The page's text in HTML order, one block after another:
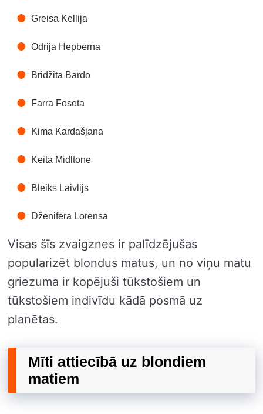
Greisa Kellija
Odrija Hepberna
Bridžita Bardo
Farra Foseta
Kima Kardašjana
Keita Midltone
Bleiks Laivlijs
Dženifera Lorensa
Visas šīs zvaigznes ir palīdzējušas
popularizēt blondus matus, un no viņu matu
griezuma ir kopējuši tūkstošiem un
tūkstošiem indivīdu kādā posmā uz
planētas.
Mīti attiecībā uz blondiem
matiem